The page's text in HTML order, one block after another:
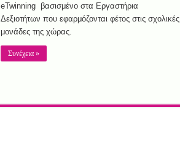
eTwinning βασισμένο στα Εργαστήρια
Δεξιοτήτων που εφαρμόζονται φέτος στις σχολικές
μονάδες της χώρας.
Συνέχεια »